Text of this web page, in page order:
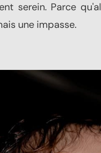
serein. Parce
une impasse.